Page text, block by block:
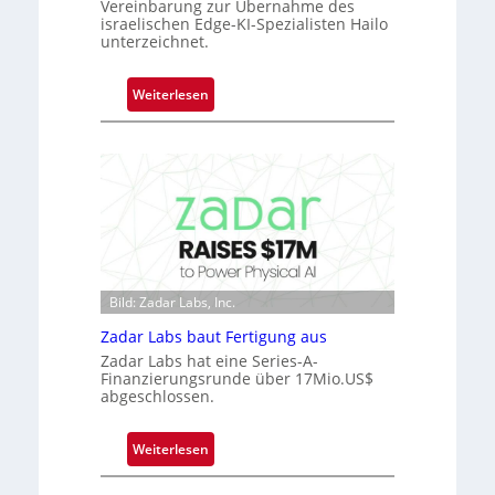
s
S
r
i
B
-
R
u
n
e
e
r
i
m
m
a
r
k
V
i
s
i
o
n
Vereinbarung zur Übernahme des
israelischen Edge-KI-Spezialisten Hailo
unterzeichnet.
Weiterlesen:
M
o
c
h
i
p
l
a
n
Ü
b
Bild: Zadar Labs, Inc.
Zadar Labs baut Fertigung aus
Zadar Labs hat eine Series-A-
Finanzierungsrunde über 17Mio.US$
abgeschlossen.
Weiterlesen:
Z